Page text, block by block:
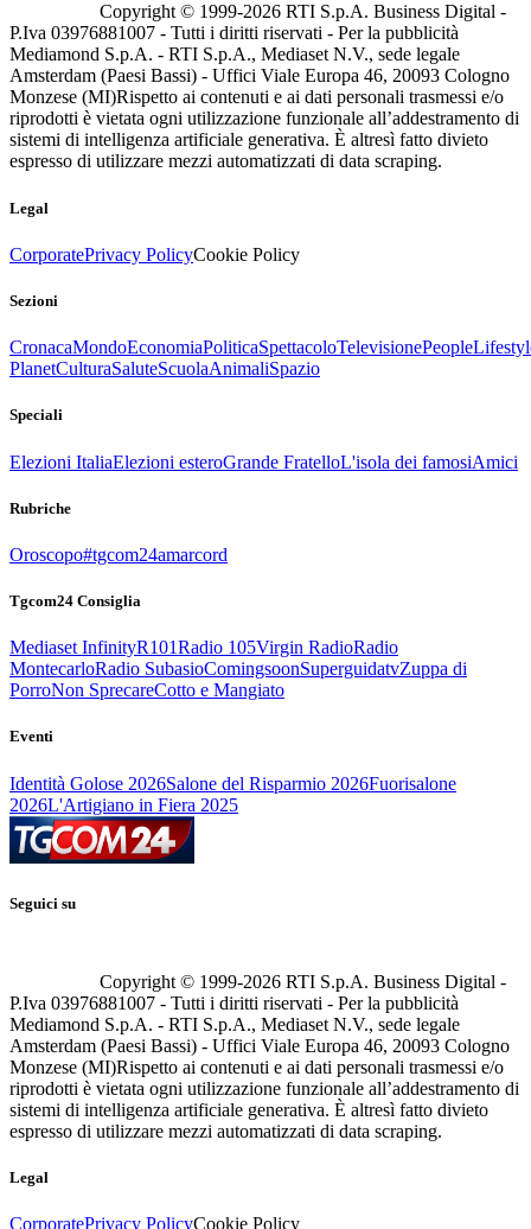
Copyright © 1999-2026 RTI S.p.A. Business Digital -
P.Iva 03976881007 - Tutti i diritti riservati - Per la pubblicità
Mediamond S.p.A. - RTI S.p.A., Mediaset N.V., sede legale
Amsterdam (Paesi Bassi) - Uffici Viale Europa 46, 20093 Cologno
Monzese (MI)Rispetto ai contenuti e ai dati personali trasmessi e/o
riprodotti è vietata ogni utilizzazione funzionale all’addestramento di
sistemi di intelligenza artificiale generativa. È altresì fatto divieto
espresso di utilizzare mezzi automatizzati di data scraping.
Legal
CorporatePrivacy PolicyCookie Policy
Sezioni
CronacaMondoEconomiaPoliticaSpettacoloTelevisionePeople
PlanetCulturaSaluteScuolaAnimaliSpazio
Speciali
Elezioni ItaliaElezioni esteroGrande FratelloL'isola dei famosiAmici
Rubriche
Oroscopo#tgcom24amarcord
Tgcom24 Consiglia
Mediaset InfinityR101Radio 105Virgin RadioRadio
MontecarloRadio SubasioComingsoonSuperguidatvZuppa di
PorroNon SprecareCotto e Mangiato
Eventi
Identità Golose 2026Salone del Risparmio 2026Fuorisalone
2026L'Artigiano in Fiera 2025
Seguici su
Copyright © 1999-2026 RTI S.p.A. Business Digital -
P.Iva 03976881007 - Tutti i diritti riservati - Per la pubblicità
Mediamond S.p.A. - RTI S.p.A., Mediaset N.V., sede legale
Amsterdam (Paesi Bassi) - Uffici Viale Europa 46, 20093 Cologno
Monzese (MI)Rispetto ai contenuti e ai dati personali trasmessi e/o
riprodotti è vietata ogni utilizzazione funzionale all’addestramento di
sistemi di intelligenza artificiale generativa. È altresì fatto divieto
espresso di utilizzare mezzi automatizzati di data scraping.
Legal
CorporatePrivacy PolicyCookie Policy